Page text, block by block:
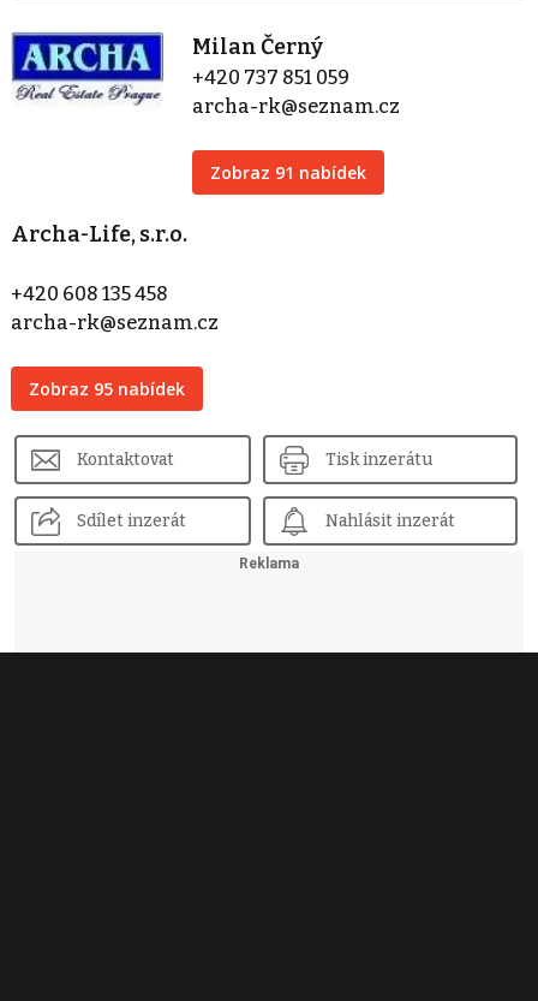
Milan Černý
+420 737 851 059
archa-rk@seznam.cz
Zobraz 91 nabídek
Archa-Life, s.r.o.
+420 608 135 458
archa-rk@seznam.cz
Zobraz 95 nabídek
Kontaktovat Tisk inzerátu
Sdílet inzerát Nahlásit inzerát